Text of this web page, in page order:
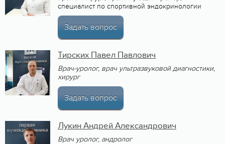
специалист по спортивной эндокринологии
Задать вопрос
Тирских Павел Павлович
Врач-уролог, врач ультразвуковой диагностики,
хирург
Задать вопрос
Лукин Андрей Александрович
Врач уролог, андролог